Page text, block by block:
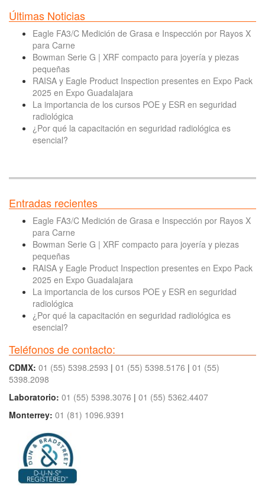
Últimas Noticias
Eagle FA3/C Medición de Grasa e Inspección por Rayos X
para Carne
Bowman Serie G | XRF compacto para joyería y piezas
pequeñas
RAISA y Eagle Product Inspection presentes en Expo Pack
2025 en Expo Guadalajara
La importancia de los cursos POE y ESR en seguridad
radiológica
¿Por qué la capacitación en seguridad radiológica es
esencial?
Entradas recientes
Eagle FA3/C Medición de Grasa e Inspección por Rayos X
para Carne
Bowman Serie G | XRF compacto para joyería y piezas
pequeñas
RAISA y Eagle Product Inspection presentes en Expo Pack
2025 en Expo Guadalajara
La importancia de los cursos POE y ESR en seguridad
radiológica
¿Por qué la capacitación en seguridad radiológica es
esencial?
Teléfonos de contacto:
CDMX: 01 (55) 5398.2593 | 01 (55) 5398.5176 | 01 (55)
5398.2098
Laboratorio: 01 (55) 5398.3076 | 01 (55) 5362.4407
Monterrey: 01 (81) 1096.9391